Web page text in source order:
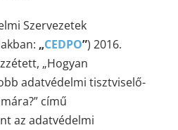
Szervezetek
„CEDPO”) 2016.
„Hogyan
adatvédelmi tisztviselő-
című
az adatvédelmi